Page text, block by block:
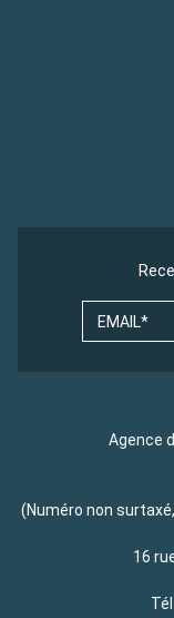
EMAIL*
Agence
(Numéro non
16